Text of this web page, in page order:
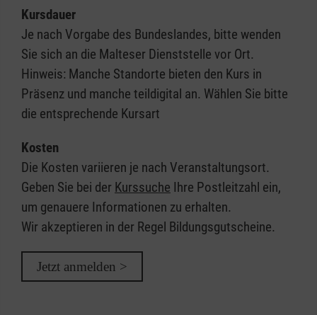
Kursdauer
Je nach Vorgabe des Bundeslandes, bitte wenden
Sie sich an die Malteser Dienststelle vor Ort.
Hinweis: Manche Standorte bieten den Kurs in
Präsenz und manche teildigital an. Wählen Sie bitte
die entsprechende Kursart
Kosten
Die Kosten variieren je nach Veranstaltungsort.
Geben Sie bei der Kurssuche Ihre Postleitzahl ein,
um genauere Informationen zu erhalten.
Wir akzeptieren in der Regel Bildungsgutscheine.
Jetzt anmelden >